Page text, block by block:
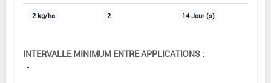
2 kg/ha 2 14 Jour (s)
INTERVALLE MINIMUM ENTRE APPLICATIONS :
-